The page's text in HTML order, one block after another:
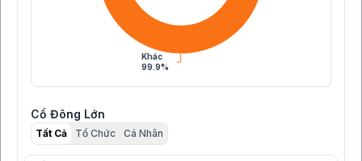
Khác
99.9%
Cổ Đông Lớn
Tất Cả Tổ Chức Cá Nhân